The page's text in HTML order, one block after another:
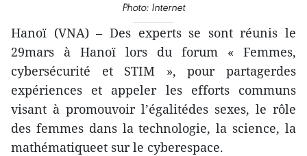
Photo: Internet
Hanoï (VNA) – Des experts se sont réunis le
29mars à Hanoï lors du forum « Femmes,
cybersécurité et STIM », pour partagerdes
expériences et appeler les efforts communs
visant à promouvoir l’égalitédes sexes, le rôle
des femmes dans la technologie, la science, la
mathématiqueet sur le cyberespace.